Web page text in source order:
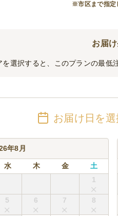
内容が異なります
※市区まで指定
お届
を選択すると、このプランの最低
お届け日を
年8月
水 木 金
土
1
5 6 7 8